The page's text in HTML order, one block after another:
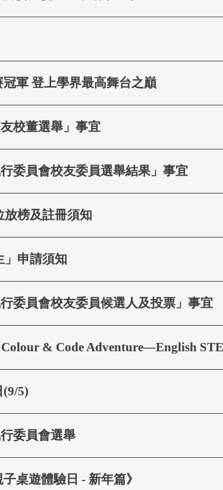
軍 登上學界最高舞台之巔
校董選舉」事宜
委員會校友委員選舉結果」事宜
放榜及註冊須知
」申請須知
委員會校友委員候選人及投票」事宜
& Code Adventure—English
5)
委員會選舉
桌遊體驗日 - 新年篇》